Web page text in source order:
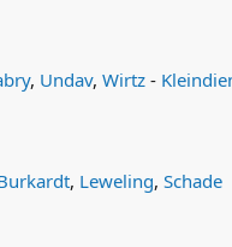
, Undav, Wirtz -
, Leweling, Schade